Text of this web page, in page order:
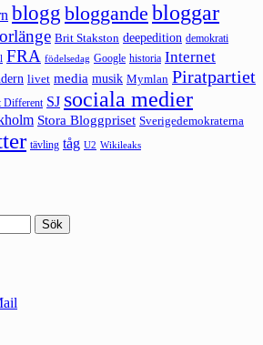
blogg bloggande bloggar
Brit Stakston deepedition demokrati
FRA födelsedag Google historia Internet
livet media musik Mymlan Piratpartiet
Different SJ sociala medier
Stora Bloggpriset Sverigedemokraterna
tävling tåg U2 Wikileaks